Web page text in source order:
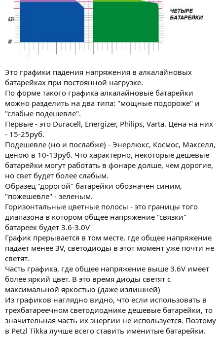
Это графики падения напряжения в алкалайновых
батарейках при постоянной нагрузке.
По форме такого графика алкалайновые батарейки
можно разделить на два типа: "мощные подороже" и
"слабые подешевле".
Первые - это Duracell, Energizer, Philips, Varta. Цена на них
- 15-25руб.
Подешевле (но и послабже) - Энерлюкс, Космос, Макселл,
ценою в 10-13руб. Что характерно, некоторые дешевые
батарейки могут работать в фонаре долше, чем дорогие,
но свет будет более слабым.
Образец "дорогой" батарейки обозначен синим,
"пожешевле" - зеленым.
Горизонтальные цветные полосы - это границы того
диапазона в котором общее напряжение "связки"
батареек будет 3.6-3.0V
График прерывается в том месте, где общее напряжение
падает менее 3V, светодиоды в этот момент уже почти не
светят.
Часть графика, где общее напряжение выше 3.6V имеет
более яркий цвет. В это время диоды светят с
максимальной яркостью (даже излишней)
Из графиков наглядно видно, что если использовать в
трехбатареечном светодиоднике дешевые батарейки, то
значительная часть их энергии не используется. Поэтому
в Petzl Tikka лучше всего ставить именитые батарейки.